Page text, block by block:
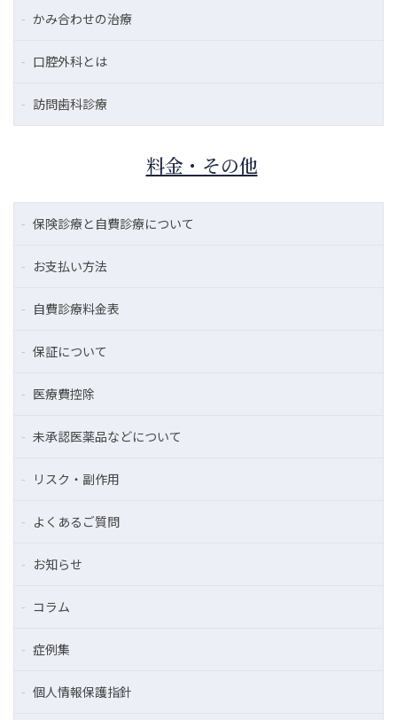
かみ合わせの治療
口腔外科とは
訪問歯科診療
料金・その他
保険診療と自費診療について
お支払い方法
自費診療料金表
保証について
医療費控除
未承認医薬品などについて
リスク・副作用
よくあるご質問
お知らせ
コラム
症例集
個人情報保護指針